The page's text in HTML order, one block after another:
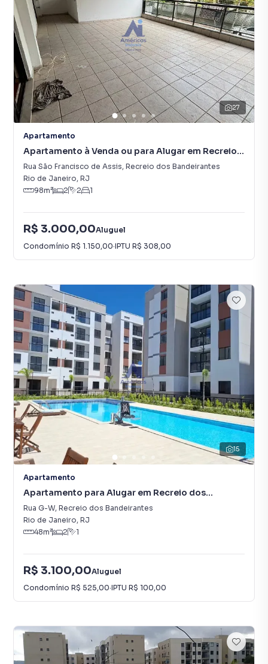
27
Apartamento
Apartamento à Venda ou para Alugar em Recreio
dos Bandeirantes
Rua São Francisco de Assis, Recreio dos Bandeirantes
Rio de Janeiro, RJ
98m² 2 2 1
R$ 3.000,00Aluguel
Condomínio R$ 1.150,00·IPTU R$ 308,00
15
Apartamento
Apartamento para Alugar em Recreio dos
Bandeirantes
Rua G-W, Recreio dos Bandeirantes
Rio de Janeiro, RJ
48m² 2 1
R$ 3.100,00Aluguel
Condomínio R$ 525,00·IPTU R$ 100,00